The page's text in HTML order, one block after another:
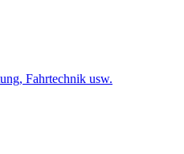
Fahrtechnik usw.